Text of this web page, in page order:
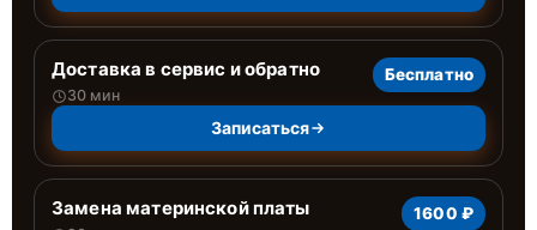
Доставка в сервис и обратно
30 мин
Бесплатно
Записаться
Замена материнской платы 1600 ₽